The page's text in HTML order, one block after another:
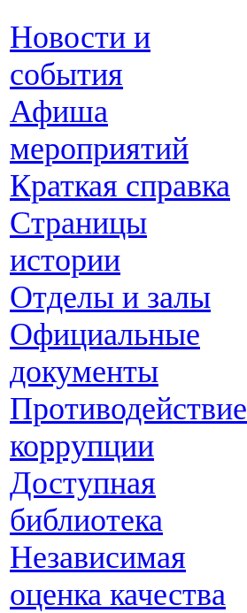
Новости и
события
Афиша
мероприятий
Краткая справка
Страницы
истории
Отделы и залы
Официальные
документы
Противодействие
коррупции
Доступная
библиотека
Независимая
оценка качества